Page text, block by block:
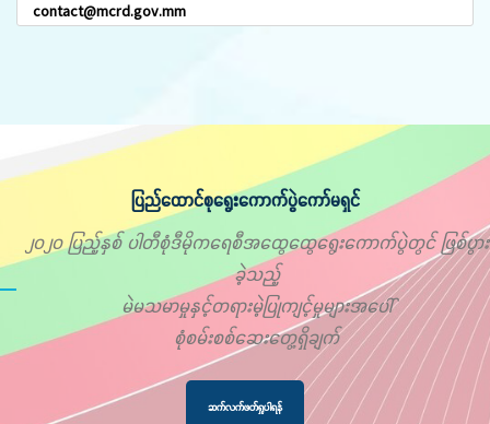
contact@mcrd.gov.mm
ပြည်ထောင်စုရွေးကောက်ပွဲကော်မရှင်
၂၀၂၀ ပြည့်နှစ် ပါတီစုံဒီမိုကရေစီအထွေထွေရွေးကောက်ပွဲတွင် ဖြစ်ပွား
ခဲ့သည့်
မဲမသမာမှုနှင့်တရားမဲ့ပြုကျင့်မှုများအပေါ်
စုံစမ်းစစ်ဆေးတွေ့ရှိချက်
ဆက်လက်ဖတ်ရှုပါရန်